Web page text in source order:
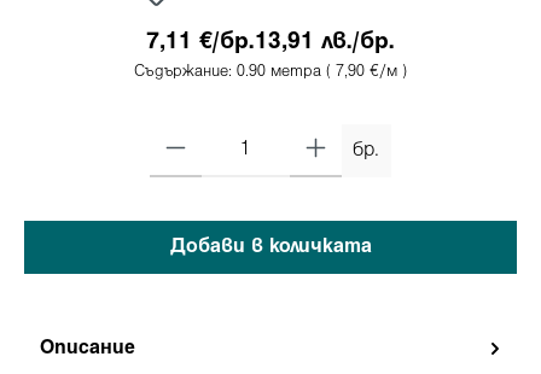
7,11 €/бр.13,91 лв./бр.
Съдържание: 0.90 метра ( 7,90 €/м )
бр.
Добави в количката
Описание